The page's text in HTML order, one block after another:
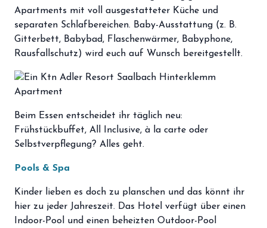
handshake
groups Entdecker Crew
login Anmelden / Registrieren
Apartments mit voll ausgestatteter Küche und
separaten Schlafbereichen. Baby-Ausstattung (z. B.
Gitterbett, Babybad, Flaschenwärmer, Babyphone,
Rausfallschutz) wird euch auf Wunsch bereitgestellt.
Beim Essen entscheidet ihr täglich neu:
Frühstückbuffet, All Inclusive, à la carte oder
Selbstverpflegung? Alles geht.
Pools & Spa
Kinder lieben es doch zu planschen und das könnt ihr
hier zu jeder Jahreszeit. Das Hotel verfügt über einen
Indoor-Pool und einen beheizten Outdoor-Pool